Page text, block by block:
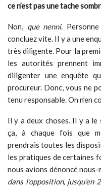
ce n’est pas une tache
Non, que nenni.
concluez vite. Il y a une
très diligente. Pour la
les autorités prennent
diligenter une enquête
procureur. Donc, vous ne
tenu responsable. On n’en
Il y a deux choses. Il y a le
ça, à chaque fois que
prendrais toutes les
les pratiques de certaines
nous avions dénoncé nous-
dans l’opposition, jusqu’en